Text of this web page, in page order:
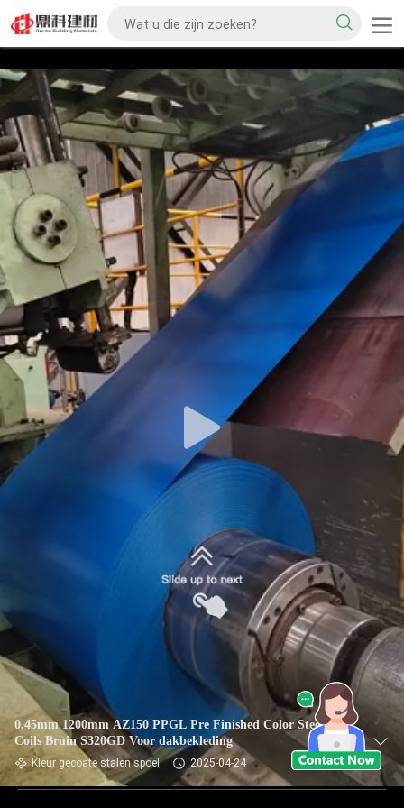
0.45mm 1200mm AZ150 PPGL Pre Finished Color Steel
Coils Bruin S320GD Voor dakbekleding
Kleur gecoate stalen spoel 2025-04-24